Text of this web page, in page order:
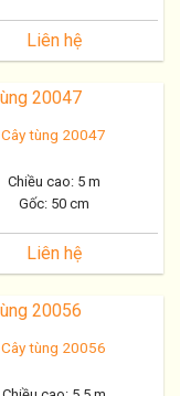
Liên hệ
Cây tùng 20047
Chiều cao: 5 m
Gốc: 50 cm
Liên hệ
Cây tùng 20056